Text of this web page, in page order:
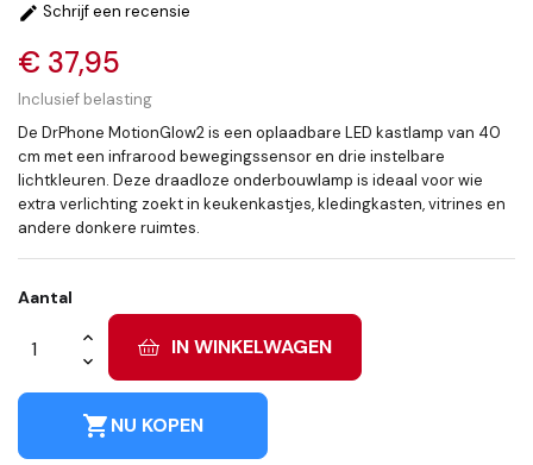
 Schrijf een recensie
€ 37,95
Inclusief belasting
De DrPhone MotionGlow2 is een oplaadbare LED kastlamp van 40
cm met een infrarood bewegingssensor en drie instelbare
lichtkleuren. Deze draadloze onderbouwlamp is ideaal voor wie
extra verlichting zoekt in keukenkastjes, kledingkasten, vitrines en
andere donkere ruimtes.
Aantal
IN WINKELWAGEN
shopping_cartNU KOPEN